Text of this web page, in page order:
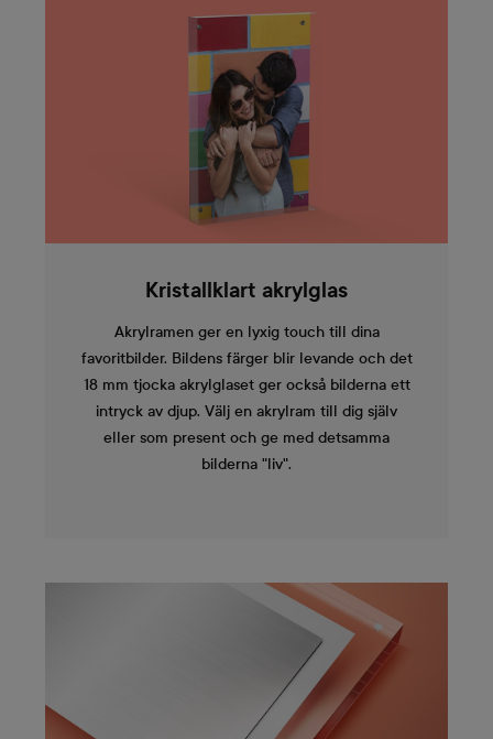
Kristallklart akrylglas
Akrylramen ger en lyxig touch till dina
favoritbilder. Bildens färger blir levande och det
18 mm tjocka akrylglaset ger också bilderna ett
intryck av djup. Välj en akrylram till dig själv
eller som present och ge med detsamma
bilderna "liv".